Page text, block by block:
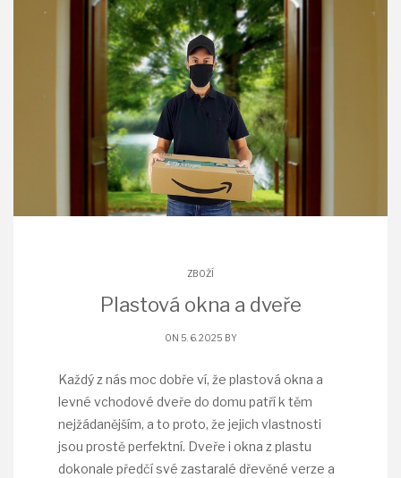
ZBOŽÍ
Plastová okna a dveře
ON 5. 6. 2025 BY
Každý z nás moc dobře ví, že plastová okna a
levné vchodové dveře do domu patří k těm
nejžádanějším, a to proto, že jejich vlastnosti
jsou prostě perfektní. Dveře i okna z plastu
dokonale předčí své zastaralé dřevěné verze a